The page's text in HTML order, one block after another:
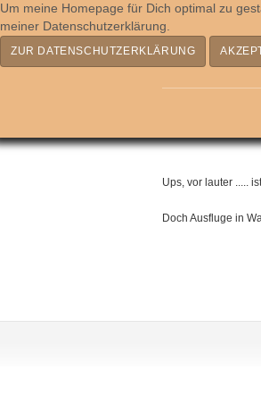
Ups, vor lauter .....
Doch Ausfluge in
Um meine Homepage für Dich optimal zu
meiner Datenschutzerklärung.
ZUR DATENSCHUTZERKLÄRUNG